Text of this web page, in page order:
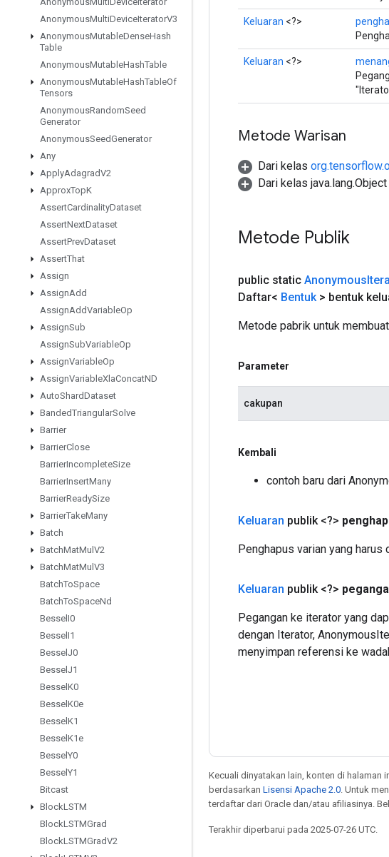
AnonymousMultiDeviceIteratorV3
AnonymousMutableDenseHash
Table
AnonymousMutableHashTable
AnonymousMutableHashTableOf
Tensors
AnonymousRandomSeed
Generator
AnonymousSeedGenerator
Any
ApplyAdagradV2
ApproxTopK
AssertCardinalityDataset
AssertNextDataset
AssertPrevDataset
AssertThat
Assign
AssignAdd
AssignAddVariableOp
AssignSub
AssignSubVariableOp
AssignVariableOp
AssignVariableXlaConcatND
AutoShardDataset
BandedTriangularSolve
Barrier
BarrierClose
BarrierIncompleteSize
BarrierInsertMany
BarrierReadySize
BarrierTakeMany
Batch
BatchMatMul V2
BatchMatMul V3
BatchToSpace
BatchToSpaceNd
Bessel I0
Bessel I1
Bessel J0
Bessel J1
Bessel K0
Bessel K0e
Bessel K1
Bessel K1e
Bessel Y0
Bessel Y1
Bitcast
BlockLSTM
BlockLSTMGrad
BlockLSTMGradV2
Keluaran <?>
Keluaran <?>
Metode Warisan
Dari kelas
Dari kelas java.lang.Object
Metode Publik
public static Anonymous
Daftar< Bentuk> bentuk
Metode pabrik untuk
Parameter
cakupan
Kembali
contoh baru dari
Keluaran publik <?>
Penghapus varian yang
Keluaran publik <?>
Pegangan ke iterator yang
dengan Iterator,
menyimpan referensi ke
Kecuali dinyatakan lain, konten di halaman
berdasarkan Lisensi Apache 2.0 . Untuk
terdaftar dari Oracle dan/atau afiliasinya.
Terakhir diperbarui pada 2025-07-26 UTC.